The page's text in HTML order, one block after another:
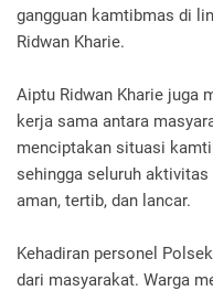
gangguan kamtibmas di
Ridwan Kharie.
Aiptu Ridwan Kharie juga
kerja sama antara
menciptakan situasi
sehingga seluruh
aman, tertib, dan lancar.
Kehadiran personel
dari masyarakat. Warga